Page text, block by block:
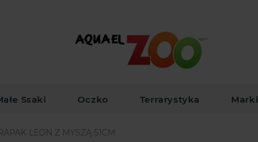
Ssaki Oczko Terrarystyka Marki
LEON Z MYSZĄ 51CM